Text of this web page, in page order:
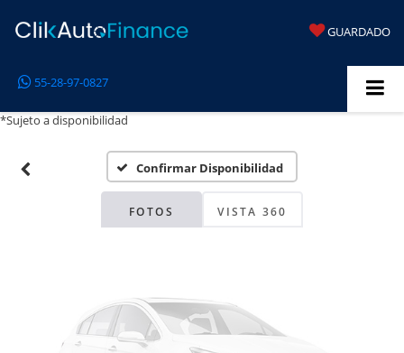
GUARDADO
55-28-97-0827
*Sujeto a disponibilidad
Confirmar Disponibilidad
FOTOS VISTA 360
Disponibles
Por favor, revise luego